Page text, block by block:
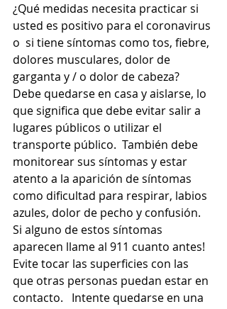
¿Qué medidas necesita practicar si
usted es positivo para el coronavirus
o  si tiene síntomas como tos, fiebre,
dolores musculares, dolor de
garganta y / o dolor de cabeza?
Debe quedarse en casa y aislarse, lo
que significa que debe evitar salir a
lugares públicos o utilizar el
transporte público.  También debe
monitorear sus síntomas y estar
atento a la aparición de síntomas
como dificultad para respirar, labios
azules, dolor de pecho y confusión.
Si alguno de estos síntomas
aparecen llame al 911 cuanto antes!
Evite tocar las superficies con las
que otras personas puedan estar en
contacto.   Intente quedarse en una